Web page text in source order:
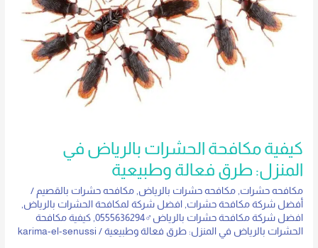
كيفية مكافحة الحشرات بالرياض في
المنزل: طرق فعالة وطبيعية
مكافحه حشرات,مكافحه حشرات بالرياض,مكافحه حشرات بالقصيم /
أفضل شركة مكافحة حشرات, افضل شركة لمكافحة الحشرات بالرياض,
افضل شركة مكافحة حشرات بالرياض♂0555636294
,كيفية مكافحة
الحشرات بالرياض في المنزل: طرق فعالة وطبيعية /
karima-el-senussi